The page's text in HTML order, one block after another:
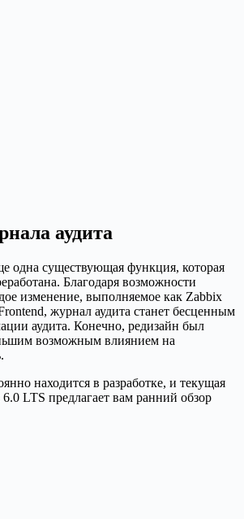
аудита
одна существующая функция, которая
Благодаря возможности
изменение, выполняемое как Zabbix
журнал аудита станет бесценным
аудита. Конечно, редизайн был
возможным влиянием на
находится в разработке, и текущая
LTS предлагает вам ранний обзор